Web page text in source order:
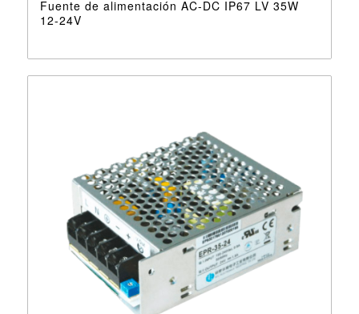
Fuente de alimentación AC-DC IP67 LV 35W
12-24V